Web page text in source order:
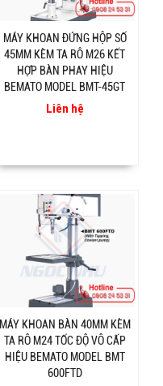
MÁY KHOAN ĐỨNG HỘP SỐ
45MM KÈM TA RÔ M26 KẾT
HỢP BÀN PHAY HIỆU
BEMATO MODEL BMT-45GT
Liên hệ
MÁY KHOAN BÀN 40MM KÈM
TA RÔ M24 TỐC ĐỘ VÔ CẤP
HIỆU BEMATO MODEL BMT
600FTD